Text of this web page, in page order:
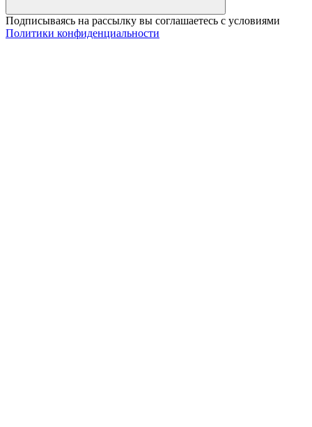
Подписываясь на рассылку вы соглашаетесь с условиями
Политики конфиденциальности